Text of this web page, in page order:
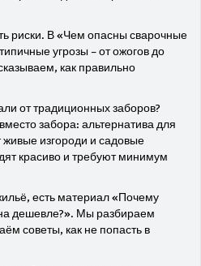
риски. В «Чем опасны сварочные
угрозы – от ожогов до
как правильно
от традиционных заборов?
забора: альтернатива для
живые изгороди и садовые
красиво и требуют минимум
есть материал «Почему
дешевле?». Мы разбираем
советы, как не попасть в